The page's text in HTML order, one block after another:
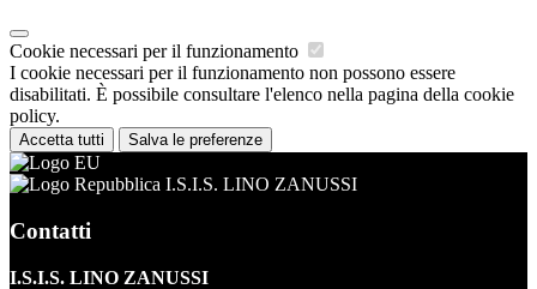
Cookie necessari per il funzionamento
I cookie necessari per il funzionamento non possono essere
disabilitati. È possibile consultare l'elenco nella pagina della cookie
policy.
Accetta tutti Salva le preferenze
I.S.I.S. LINO ZANUSSI
Contatti
I.S.I.S. LINO ZANUSSI